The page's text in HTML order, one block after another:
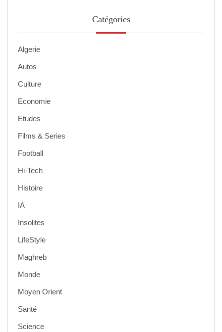
Catégories
Algerie
Autos
Culture
Economie
Etudes
Films & Series
Football
Hi-Tech
Histoire
IA
Insolites
LifeStyle
Maghreb
Monde
Moyen Orient
Santé
Science